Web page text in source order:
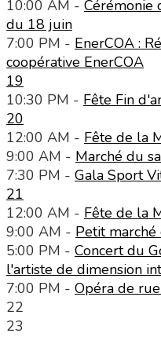
10:00 AM - Cérémonie
du 18 juin
7:00 PM - EnerCOA :
coopérative EnerCOA
19
10:30 PM - Fête Fin
20
12:00 AM - Fête de la
9:00 AM - Marché du
7:30 PM - Gala Sport
21
12:00 AM - Fête de la
9:00 AM - Petit
5:00 PM - Concert du
l'artiste de dimension
7:00 PM - Opéra de
22
23